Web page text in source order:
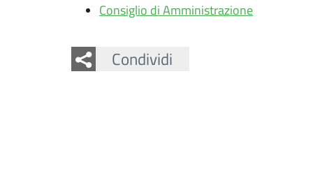
Consiglio di Amministrazione
Condividi
Facebook
Twitter